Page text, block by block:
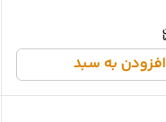
افزودن به سبد